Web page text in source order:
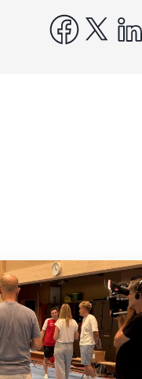
facebook
x
nach Zagreb